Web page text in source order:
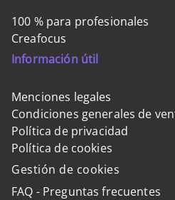
100 % para profesionales
Creafocus
Información útil
Menciones legales
Condiciones generales de
Política de privacidad
Política de cookies
Gestión de cookies
FAQ - Preguntas frecuentes